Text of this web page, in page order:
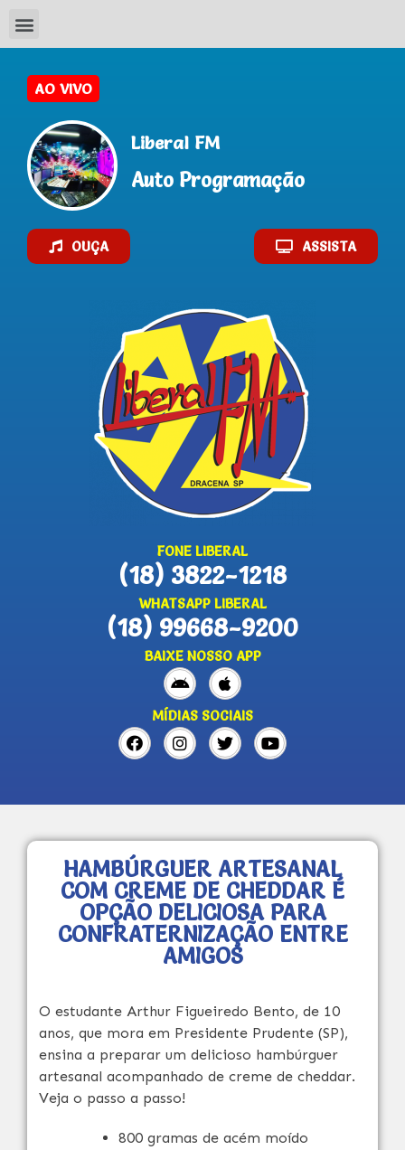
Liberal FM
Auto Programação
OUÇA ASSISTA
FONE LIBERAL
(18) 3822-1218
WHATSAPP LIBERAL
(18) 99668-9200
BAIXE NOSSO APP
MÍDIAS SOCIAIS
HAMBÚRGUER ARTESANAL
COM CREME DE CHEDDAR É
OPÇÃO DELICIOSA PARA
CONFRATERNIZAÇÃO ENTRE
AMIGOS
O estudante Arthur Figueiredo Bento, de 10
anos, que mora em Presidente Prudente (SP),
ensina a preparar um delicioso hambúrguer
artesanal acompanhado de creme de cheddar.
Veja o passo a passo!
800 gramas de acém moído